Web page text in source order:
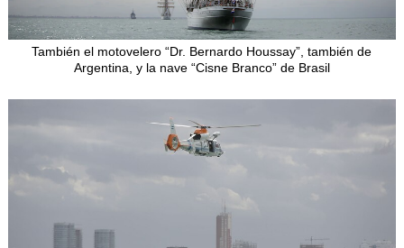
También el motovelero “Dr. Bernardo Houssay”, también de
Argentina, y la nave “Cisne Branco” de Brasil